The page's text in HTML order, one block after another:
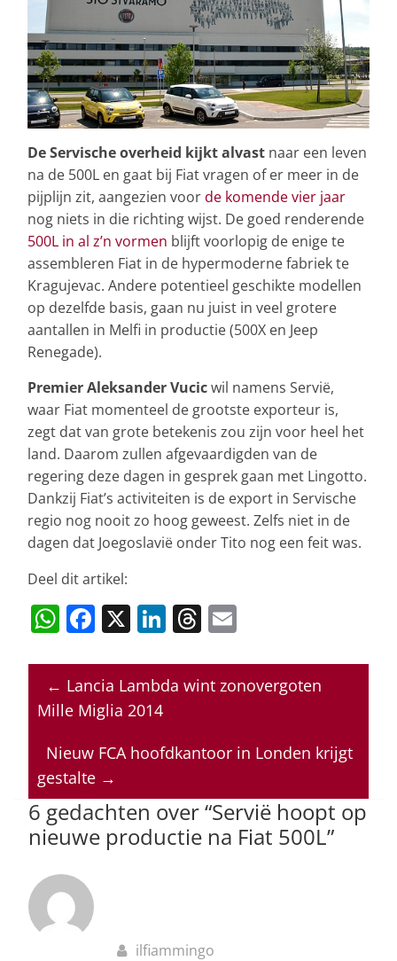
De Servische overheid kijkt alvast naar een leven
na de 500L en gaat bij Fiat vragen of er meer in de
pijplijn zit, aangezien voorde komende vier jaar
nog niets in die richting wijst. De goed renderende
500L in al z’n vormen blijft voorlopig de enige te
assembleren Fiat in de hypermoderne fabriek te
Kragujevac. Andere potentieel geschikte modellen
op dezelfde basis, gaan nu juist in veel grotere
aantallen in Melfi in productie (500X en Jeep
Renegade).
Premier Aleksander Vucicwil namens Servië,
waar Fiat momenteel de grootste exporteur is,
zegt dat van grote betekenis zou zijn voor heel het
land. Daarom zullen afgevaardigden van de
regering deze dagen in gesprek gaan met Lingotto.
Dankzij Fiat’s activiteiten is de export in Servische
regio nog nooit zo hoog geweest. Zelfs niet in de
dagen dat Joegoslavië onder Tito nog een feit was.
Deel dit artikel:
W
at
s
p
p
F
c
e
b
o
o
k
X Li
k
e
n
T
re
a
s
ai
l
← Lancia Lambda wint zonovergoten
Mille Miglia 2014
Nieuw FCA hoofdkantoor in Londen krijgt
gestalte →
6 gedachten over “Servië hoopt op
nieuwe productie na Fiat 500L”
ilfiammingo